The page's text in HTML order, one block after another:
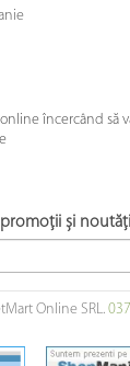
încercând să
și
Online SRL.